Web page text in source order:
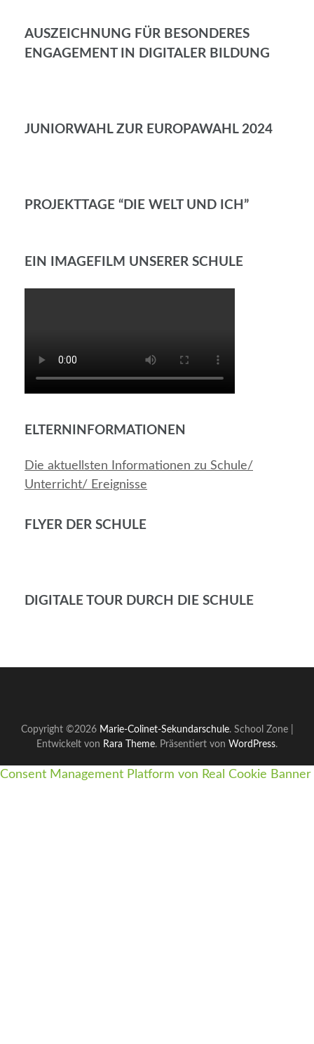
AUSZEICHNUNG FÜR BESONDERES
ENGAGEMENT IN DIGITALER BILDUNG
JUNIORWAHL ZUR EUROPAWAHL 2024
PROJEKTTAGE “DIE WELT UND ICH”
EIN IMAGEFILM UNSERER SCHULE
ELTERNINFORMATIONEN
Die aktuellsten Informationen zu Schule/
Unterricht/ Ereignisse
FLYER DER SCHULE
DIGITALE TOUR DURCH DIE SCHULE
Copyright ©2026 Marie-Colinet-Sekundarschule. School Zone |
Entwickelt von Rara Theme. Präsentiert von WordPress.
Consent Management Platform von Real Cookie Banner